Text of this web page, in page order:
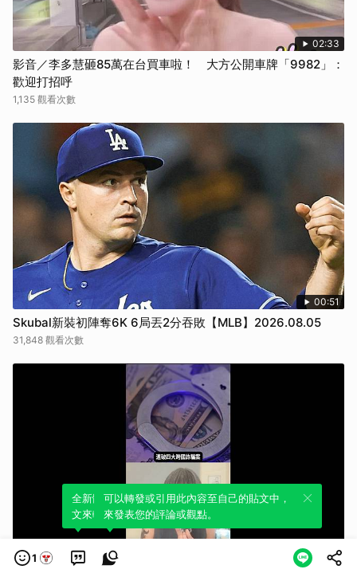
02:33
影音／李多慧砸85萬在台買車啦！ 大方公開車牌「9982」：
歡迎打招呼
1,135 觀看次數
00:51
Skubal新裝初陣奪6K 6局丟2分吞敗【MLB】2026.08.05
31,848 觀看次數
01:07
柬埔寨詐騙園區移轉越南！包下飯店蓋巨型機房 越南鐵腕開查
1
全新體驗！一鍵引用此內容，透過發布貼
文來輕鬆表達個人立場。
可以轉發或引用此內容至自己的貼文中，
來發表您的評論或觀點。